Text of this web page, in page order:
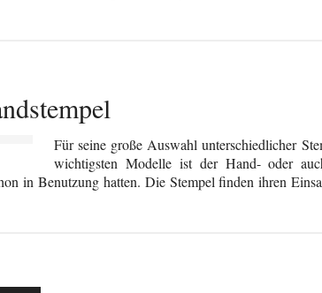
Für seine große Auswahl unterschiedlicher
wichtigsten Modelle ist der Hand- oder
in Benutzung hatten. Die Stempel finden ihren